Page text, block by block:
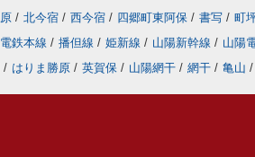
/ 北今宿 / 西今宿 / 四郷町東阿保 / 書写 / 町
鉄本線 / 播但線 / 姫新線 / 山陽新幹線 / 山陽
/ はりま勝原 / 英賀保 / 山陽網干 / 網干 / 亀山 /